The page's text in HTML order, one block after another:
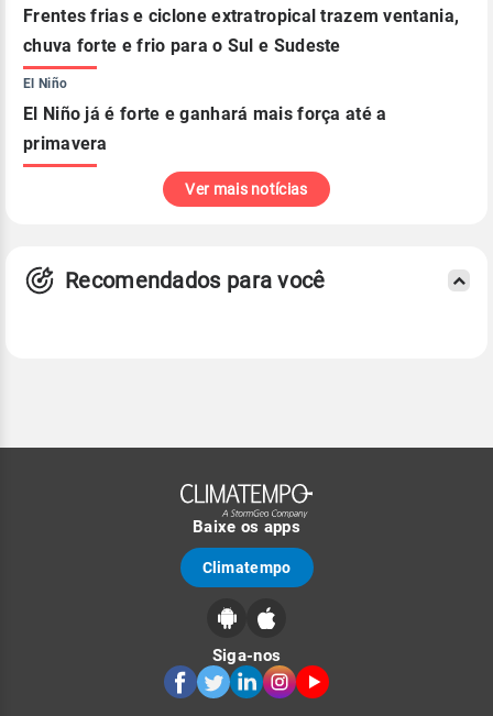
Frentes frias e ciclone extratropical trazem ventania,
chuva forte e frio para o Sul e Sudeste
El Niño
El Niño já é forte e ganhará mais força até a
primavera
Ver mais notícias
Recomendados para você
Baixe os apps
Climatempo
Siga-nos